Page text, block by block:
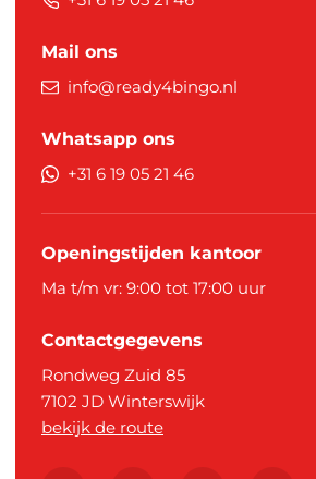
Mail ons
info@ready4bingo.nl
Whatsapp ons
+31 6 19 05 21 46
Openingstijden kantoor
Ma t/m vr: 9:00 tot 17:00 uur
Contactgegevens
Rondweg Zuid 85
7102 JD Winterswijk
bekijk de route